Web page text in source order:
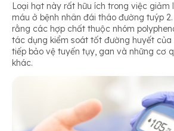
Loại hạt này rất hữu ích trong việc giảm
máu ở bệnh nhân đái tháo đường tuýp
rằng các hợp chất thuộc nhóm
tác dụng kiểm soát tốt đường huyết của
tiếp bảo vệ tuyến tụy, gan và những cơ
khác.